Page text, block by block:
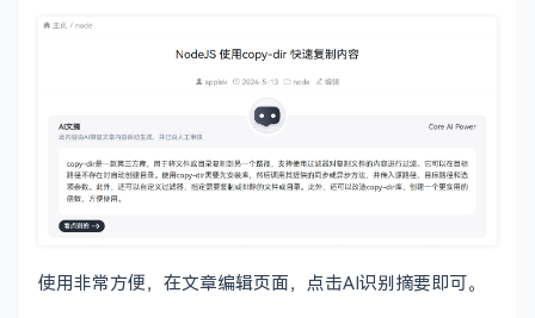
使用非常方便，在文章编辑页面，点击AI识别摘要即可。